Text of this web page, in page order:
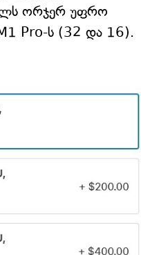
ორჯერ უფრო
Pro-ს (32 და 16).